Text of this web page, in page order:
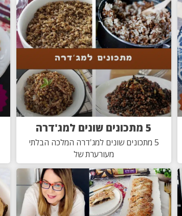
5 מתכונים שונים למג'דרה
5 מתכונים שונים למג'דרה המלכה הבלתי
מעורערת של